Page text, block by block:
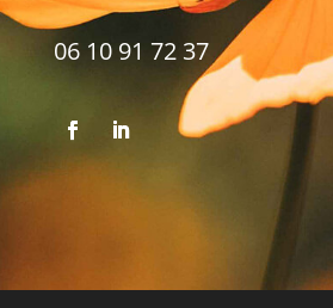
06 10 91 72 37